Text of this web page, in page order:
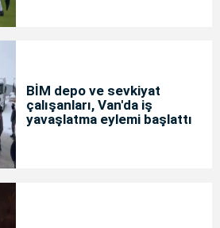
BİM depo ve sevkiyat
çalışanları, Van'da iş
yavaşlatma eylemi başlattı